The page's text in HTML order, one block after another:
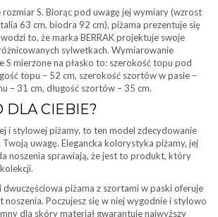
S. Biorąc pod uwagę jej wymiary (wzrost
63 cm, biodra 92 cm), piżama prezentuje się
to, że marka BERRAK projektuje swoje
sylwetkach. Wymiarowanie
S mierzone na płasko to: szerokość topu pod
topu – 52 cm, szerokość szortów w pasie –
– 31 cm, długość szortów – 35 cm.
DLA CIEBIE?
i stylowej piżamy, to ten model zdecydowanie
uwagę. Elegancka kolorystyka piżamy, jej
noszenia sprawiają, że jest to produkt, który
piżama z szortami w paski oferuje
Poczujesz się w niej wygodnie i stylowo
dla skóry materiał gwarantuje najwyższy